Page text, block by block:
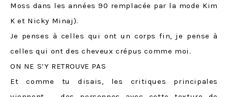
Moss dans les années 90 remplacée par la mode Kim
K et Nicky Minaj).
Je penses à celles qui ont un corps fin, je pense à
celles qui ont des cheveux crépus comme moi.
ON NE S’Y RETROUVE PAS
Et comme tu disais, les critiques principales